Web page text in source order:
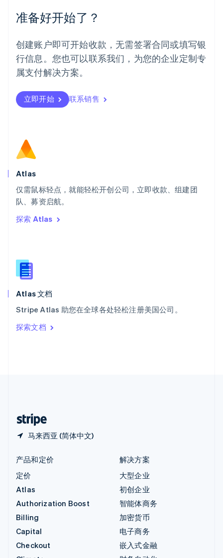
准备好开始了？
创建账户即可开始收款，无需签署合同或填写银
行信息。您也可以联系我们，为您的企业定制专
属支付解决方案。
立即开始 联系销售
Atlas
仅需鼠标轻点，就能轻松开创公司，立即收款、组建团
队、募资启航。
探索 Atlas
Atlas 文档
Stripe Atlas 助您在全球各处轻松注册美国公司。
探索文档
马来西亚 (简体中文)
挪威
葡萄牙
Português English
日本
日本語English
瑞典
瑞士
DeutschFrançais
English
斯洛文尼亚
泰国
ไทยEnglish
希腊
English
西班牙
新西兰
English
匈牙利
English
ItalianoEnglish
印度
English
产品和定价
定价
Atlas
Authorization Boost
Billing
Capital
Checkout
解决方案
大型企业
初创企业
智能体商务
加密货币
电子商务
嵌入式金融